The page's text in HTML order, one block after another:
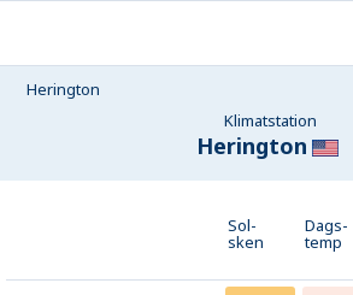
Herington
Klimatstation
Herington
Sol-
sken
Dags-
temp